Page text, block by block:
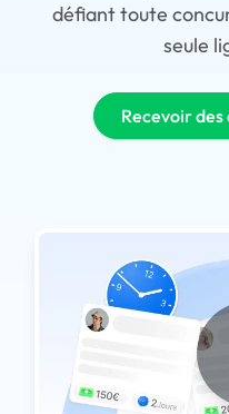
défiant toute
seule
Recevoir